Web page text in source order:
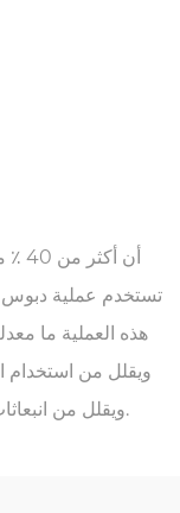
تستخدم عملية دبوس
ويقلل من انبعاثات ثاني أكسيد الكربون بحوالي 750 كجم.